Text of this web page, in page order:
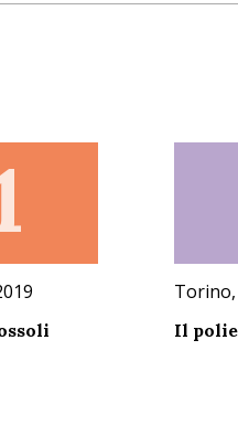
Torino,
Il